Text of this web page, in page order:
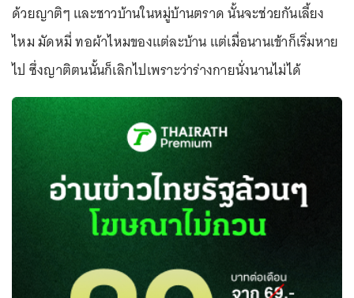
ด้วยญาติๆ และชาวบ้านในหมู่บ้านตราด นั้นจะช่วยกันเลี้ยง
ไหม มัดหมี่ ทอผ้าไหมของแต่ละบ้าน แต่เมื่อนานเข้าก็เริ่มหาย
ไป ซึ่งญาติตนนั้นก็เลิกไปเพราะว่าร่างกายนั่งนานไม่ได้